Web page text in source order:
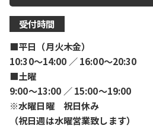
受付時間
■平日（月火木金）
10:30〜14:00 ／ 16:00〜20:30
■土曜
9:00〜13:00 ／ 15:00〜19:00
※水曜日曜 祝日休み
（祝日週は水曜営業致します）